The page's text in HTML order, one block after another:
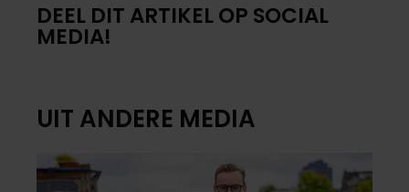
DEEL DIT ARTIKEL OP SOCIAL
MEDIA!
UIT ANDERE MEDIA